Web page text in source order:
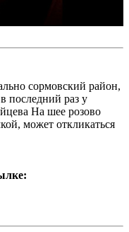
сормовский район,
последний раз у
На шее розово
может откликаться